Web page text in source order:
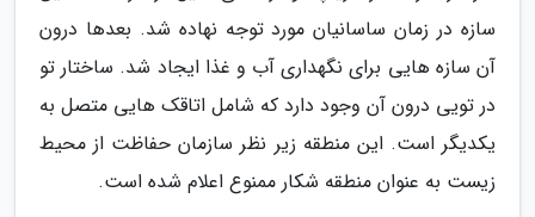
سازه در زمان ساسانیان مورد توجه نهاده شد. بعدها درون
آن سازه هایی برای نگهداری آب و غذا ایجاد شد. ساختار تو
در تویی درون آن وجود دارد که شامل اتاقک هایی متصل به
یکدیگر است. این منطقه زیر نظر سازمان حفاظت از محیط
زیست به عنوان منطقه شکار ممنوع اعلام شده است.